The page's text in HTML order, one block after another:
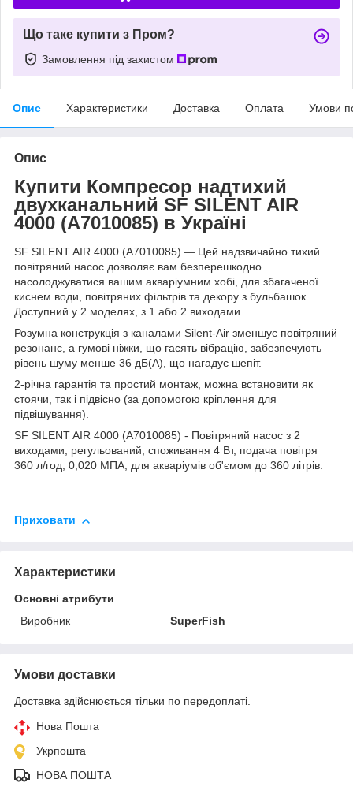
Що таке купити з Пром?
Замовлення під захистом
Опис Характеристики Доставка Оплата Умови
Опис
Купити Компресор надтихий
двухканальний SF SILENT AIR
4000 (A7010085) в Україні
SF SILENT AIR 4000 (A7010085) — Цей надзвичайно тихий
повітряний насос дозволяє вам безперешкодно
насолоджуватися вашим акваріумним хобі, для збагаченої
киснем води, повітряних фільтрів та декору з бульбашок.
Доступний у 2 моделях, з 1 або 2 виходами.
Розумна конструкція з каналами Silent-Air зменшує повітряний
резонанс, а гумові ніжки, що гасять вібрацію, забезпечують
рівень шуму менше 36 дБ(А), що нагадує шепіт.
2-річна гарантія та простий монтаж, можна встановити як
стоячи, так і підвісно (за допомогою кріплення для
підвішування).
SF SILENT AIR 4000 (A7010085) - Повітряний насос з 2
виходами, регульований, споживання 4 Вт, подача повітря
360 л/год, 0,020 МПА, для акваріумів об'ємом до 360 літрів.
Приховати
Характеристики
Основні атрибути
Виробник
SuperFish
Умови доставки
Доставка здійснюється тільки по передоплаті.
Нова Пошта
Укрпошта
НОВА ПОШТА